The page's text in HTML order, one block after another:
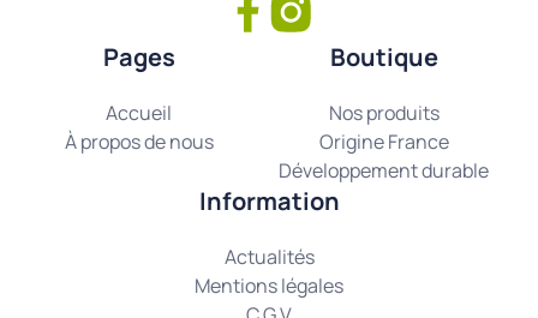
Pages
Accueil
À propos de nous
Boutique
Nos produits
Origine France
Développement durable
Information
Actualités
Mentions légales